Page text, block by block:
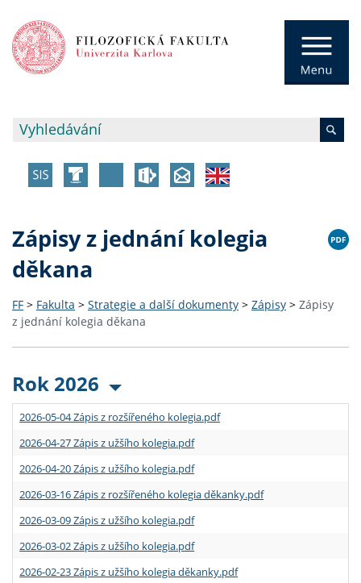
Zápisy z jednání kolegia
děkana
FF > Fakulta > Strategie a další dokumenty > Zápisy > Zápisy
z jednání kolegia děkana
Rok 2026
2026-05-04 Zápis z rozšířeného kolegia.pdf
2026-04-27 Zápis z užšího kolegia.pdf
2026-04-20 Zápis z užšího kolegia.pdf
2026-03-16 Zápis z rozšířeného kolegia děkanky.pdf
2026-03-09 Zápis z užšího kolegia.pdf
2026-03-02 Zápis z užšího kolegia.pdf
2026-02-23 Zápis z užšího kolegia děkanky.pdf